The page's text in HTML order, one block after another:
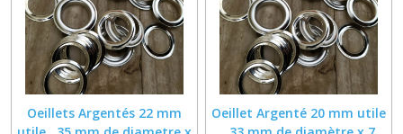
Oeillets Argentés 22 mm
Oeillet Argenté 20 mm utile